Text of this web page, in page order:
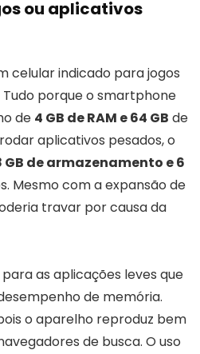
ou aplicativos
celular indicado para jogos
porque o smartphone
de 4 GB de RAM e 64 GB de
aplicativos pesados, o
GB de armazenamento e 6
Mesmo com a expansão de
travar por causa da
para as aplicações leves que
de memória.
o aparelho reproduz bem
de busca. O uso